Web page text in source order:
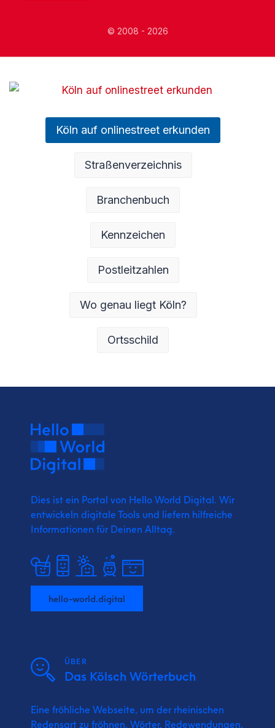
© 2008 - 2026
Köln auf onlinestreet erkunden
Straßenverzeichnis
Branchenbuch
Kennzeichen
Postleitzahlen
Wo genau liegt Köln?
Ortsschild
Dies ist ein Portal von Hello World Digital. Wir
entwickeln digitale Tools und liefern hilfreiche
Informationen für Deinen Alltag.
hello-world.digital
ÜBER
Das Kölsch Wörterbuch
Eine fröhliche Webseite, um der rheinischen
Redensart zu fröhnen. Wörter, Redewendungen,